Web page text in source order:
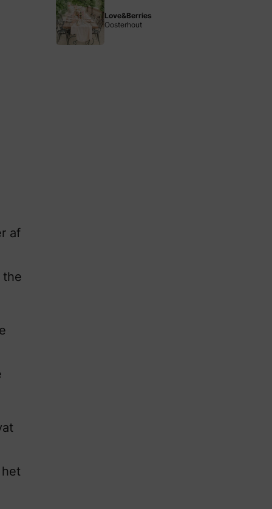
af
Love&Berries
Oosterhout